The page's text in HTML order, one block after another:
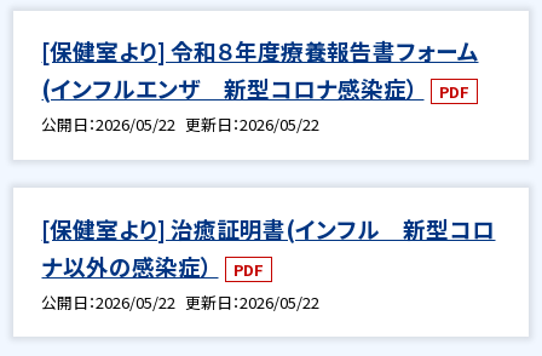
[保健室より] 令和８年度療養報告書フォーム
(インフルエンザ 新型コロナ感染症）
PDF
公開日 2026/05/22 更新日 2026/05/22
[保健室より] 治癒証明書(インフル 新型コロ
ナ以外の感染症）
PDF
公開日 2026/05/22 更新日 2026/05/22